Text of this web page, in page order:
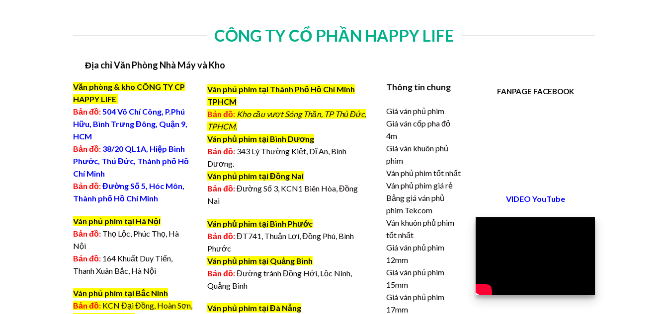
CÔNG TY CỔ PHẦN HAPPY LIFE
Địa chỉ Văn Phòng Nhà Máy và Kho
Văn phòng & kho CÔNG TY CP
HAPPY LIFE
Bản đồ:504 Võ Chí Công, P.Phú
Hữu, Bình Trưng Đông, Quận 9,
HCM
Bản đồ: 38/20 QL1A, Hiệp Bình
Phước, Thủ Đức, Thành phố Hồ
Chí Minh
Bản đồ:Đường Số 5, Hóc Môn,
Thành phố Hồ Chí Minh
Ván phủ phim tại Hà Nội
Bản đồ: Thọ Lộc, Phúc Thọ, Hà
Nội
Bản đồ: 164 Khuất Duy Tiến,
Thanh Xuân Bắc, Hà Nội
Ván phủ phim tại Bắc Ninh
Bản đồ: KCN Đại Đồng, Hoàn Sơn,
Ván phủ phim tại Thành Phố Hồ Chí Minh
TPHCM
Bản đồ: Kho cầu vượt Sóng Thần, TP Thủ Đức,
TPHCM.
Ván phủ phim tại Bình Dương
Bản đồ: 343 Lý Thường Kiệt, Dĩ An, Bình
Dương.
Ván phủ phim tại Đồng Nai
Bản đồ:Đường Số 3, KCN1 Biên Hòa, Đồng
Nai
Ván phủ phim tại Bình Phước
Bản đồ:ĐT741, Thuận Lợi, Đồng Phú, Bình
Phước
Ván phủ phim tại Quảng Bình
Bản đồ:Đường tránh Đồng Hới, Lộc Ninh,
Quảng Bình
Ván phủ phim tại Đà Nẵng
Thông tin chung
Giá ván phủ phim
Giá ván cốp pha đỏ
4m
Giá ván khuôn phủ
phim
Ván phủ phim tốt nhất
Ván phủ phim giá rẻ
Bảng giá ván phủ
phim Tekcom
Ván khuôn phủ phim
tốt nhất
Giá ván phủ phim
12mm
Giá ván phủ phim
15mm
Giá ván phủ phim
17mm
FANPAGE FACEBOOK
VIDEO YouTube